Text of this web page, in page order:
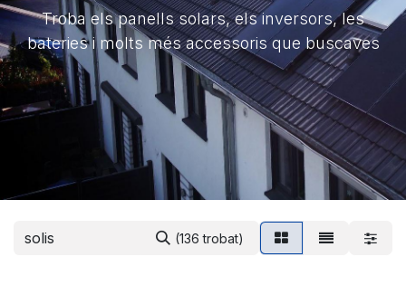
Troba els panells solars, els inversors, les
bateries i molts més accessoris que buscaves
(136 trobat)